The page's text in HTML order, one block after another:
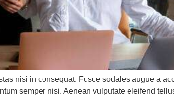
nisi in consequat. Fusce sodales augue a
semper nisi. Aenean vulputate eleifend